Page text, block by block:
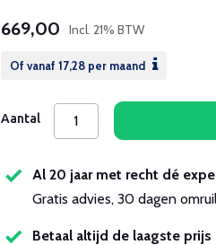
669,00 Incl. 21% BTW
Of vanaf 17,28per maand
Aantal
Al 20 jaar met recht dé
Gratis advies, 30 dagen
Betaal altijd de laagste prijs